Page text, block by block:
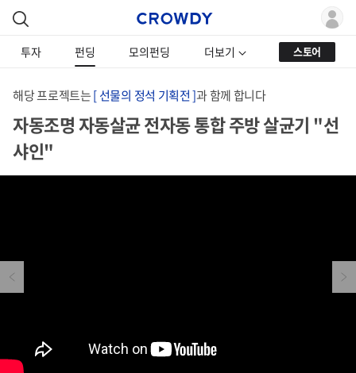
투자 펀딩 모의펀딩 더보기 스토어
해당 프로젝트는[ 선물의 정석 기획전 ]과 함께 합니다
자동조명 자동살균 전자동 통합 주방 살균기 "선
샤인"
Previous Next